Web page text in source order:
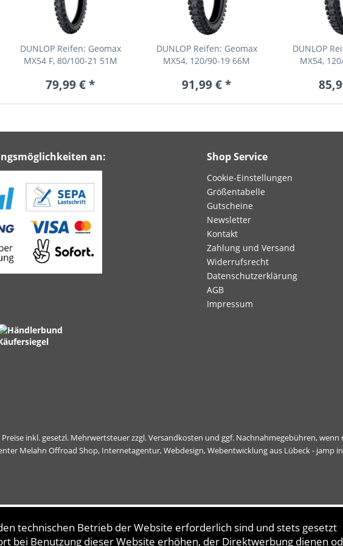
DUNLOP Reifen: Geomax
MX54 F, 80/100-21 51M
79,99 € *
DUNLOP Reifen: Geomax
MX54, 120/90-19 66M
91,99 € *
DUNLOP
MX54,
an: Shop Service
Cookie-Einstellungen
Größentabelle
Gutscheine
Newsletter
Kontakt
Zahlung und Versand
Widerrufsrecht
Datenschutzerklärung
AGB
Impressum
inkl. gesetzl. Mehrwertsteuer zzgl.Versandkosten und ggf. Nachnahmegebühren, wenn
Melahn Offroad Shop, Internetagentur, Webdesign, Webentwicklung aus Lübeck - jamp
technischen Betrieb der Website erforderlich sind und stets gesetzt
bei Benutzung dieser Website erhöhen, der Direktwerbung dienen